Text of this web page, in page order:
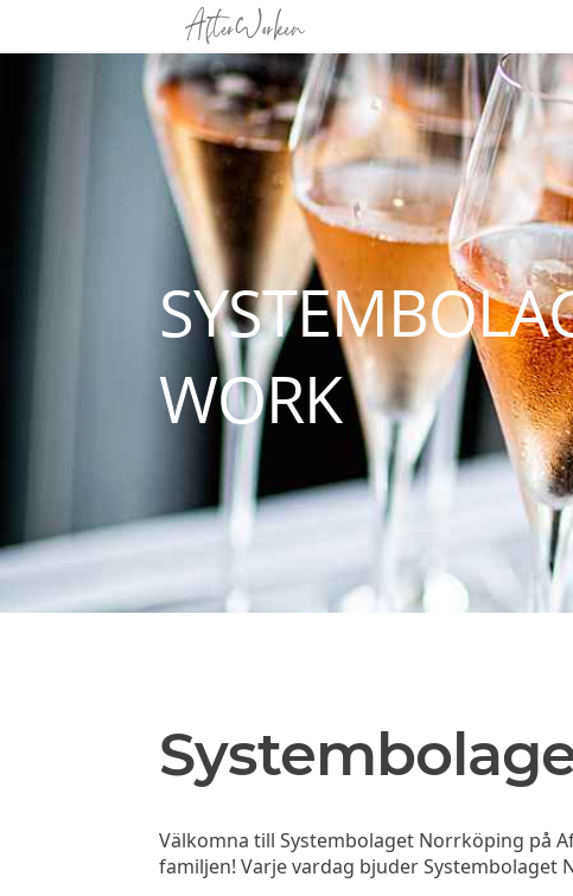
WORK
Välkomna till Systembolaget Norrköping på
familjen! Varje vardag bjuder